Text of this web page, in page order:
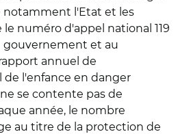
notamment l'Etat et les
numéro d'appel national 119
et au
annuel de
de l'enfance en danger
se contente pas de
année, le nombre
au titre de la protection de